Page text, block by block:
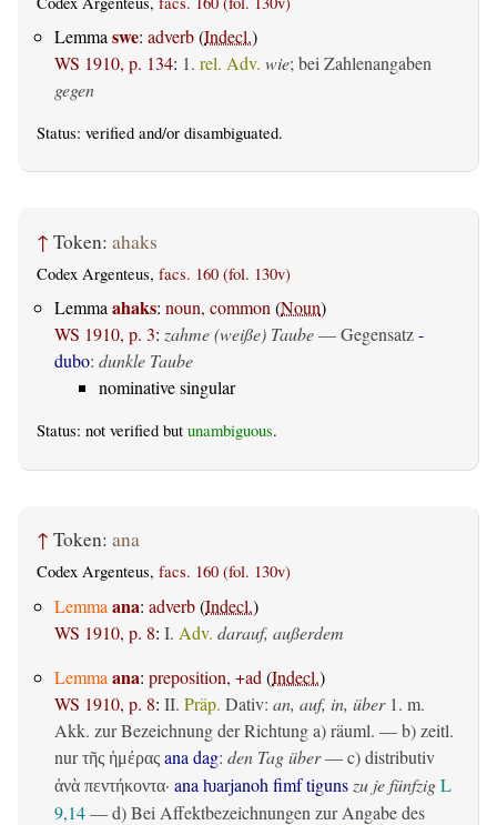
Lemma swe: adverb(Indecl.)
WS 1910, p. 134: 1. rel. Adv. wie; bei Zahlenangaben
gegen
Status: verified and/or disambiguated.
↑ Token: ahaks
Codex Argenteus, facs. 160 (fol. 130v)
Lemmaahaks: noun, common(Noun)
WS 1910, p. 3: zahme (weiße) Taube— Gegensatz-
dubo: dunkle Taube
nominative singular
Status: not verified but unambiguous.
↑ Token: ana
Codex Argenteus, facs. 160 (fol. 130v)
Lemma ana: adverb(Indecl.)
WS 1910, p. 8: I. Adv. darauf, außerdem
Lemma ana: preposition, +ad (Indecl.)
WS 1910, p. 8: II. Präp. Dativ: an, auf, in, über1. m.
Akk. zur Bezeichnung der Richtunga)räuml. — b)zeitl.
nurτῆς ἡμέρας ana dag: den Tag über— c)distributiv
ἀνὰ πεντήκοντα· ana ƕarjanoh fimf tiguns zu je fünfzigL
9,14— d) Bei Affektbezeichnungen zur Angabe des